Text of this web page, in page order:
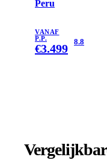
Peru
VANAF
P.P.
€3.499 8.8